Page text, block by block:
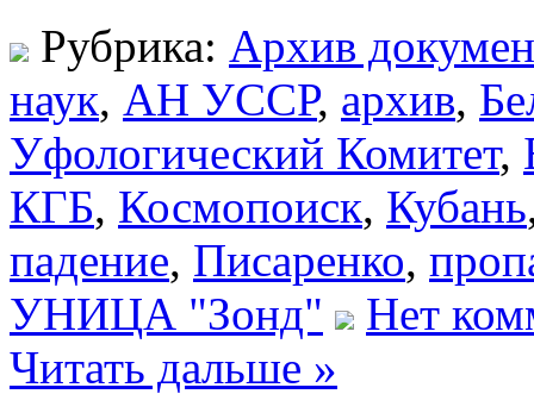
Рубрика: Архив
наук, АН УССР, архив,
Уфологический Комитет,
КГБ, Космопоиск, Кубань
падение, Писаренко,
УНИЦА "Зонд"
Нет
Читать дальше »